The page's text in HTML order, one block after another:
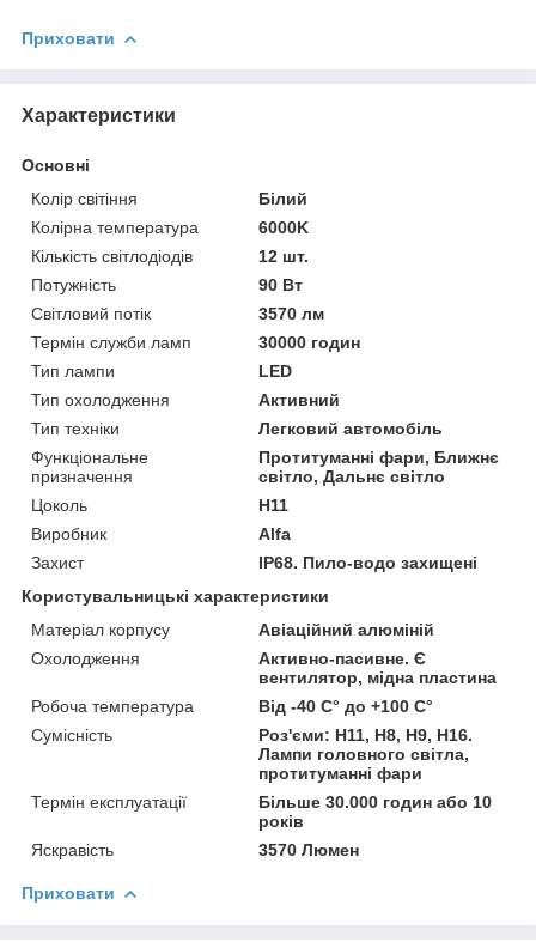
Приховати
Характеристики
Основні
Колір світіння
Білий
Колірна температура
6000K
Кількість світлодіодів
12 шт.
Потужність
90 Вт
Світловий потік
3570 лм
Термін служби ламп
30000 годин
Тип лампи
LED
Тип охолодження
Активний
Тип техніки
Легковий автомобіль
Функціональне
призначення
Протитуманні фари, Ближнє
світло, Дальнє світло
Цоколь
H11
Виробник
Alfa
Захист
IP68. Пило-водо захищені
Користувальницькі характеристики
Матеріал корпусу
Авіаційний алюміній
Охолодження
Активно-пасивне. Є
вентилятор, мідна пластина
Робоча температура
Від -40 С° до +100 С°
Сумісність
Роз'єми: H11, H8, H9, H16.
Лампи головного світла,
протитуманні фари
Термін експлуатації
Більше 30.000 годин або 10
років
Яскравість
3570 Люмен
Приховати